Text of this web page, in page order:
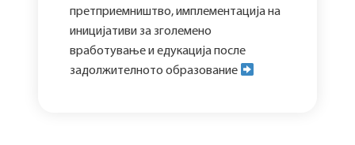
претприемништво, имплементација на
иницијативи за зголемено
вработување и едукација после
задолжителното образование